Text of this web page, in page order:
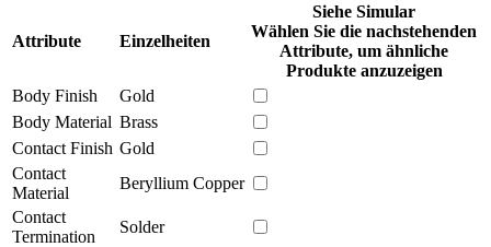
Attribute Einzelheiten
Siehe Simular
Wählen Sie die nachstehenden
Attribute, um ähnliche
Produkte anzuzeigen
Body Finish
Gold
Body Material Brass
Contact Finish Gold
Contact
Material
Beryllium Copper
Contact
Termination
Solder